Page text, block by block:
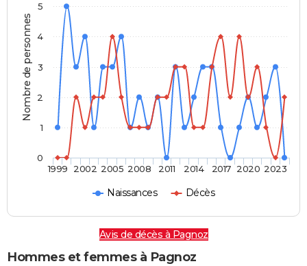
Nombre de personnes
Naissances Décès
1999 2002 2005 2008 2011 2014 2017 2020 2023
0
1
2
3
4
5
Avis de décès à Pagnoz
Hommes et femmes à Pagnoz